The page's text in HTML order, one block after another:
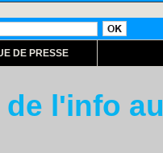
DE PRESSE
l'info